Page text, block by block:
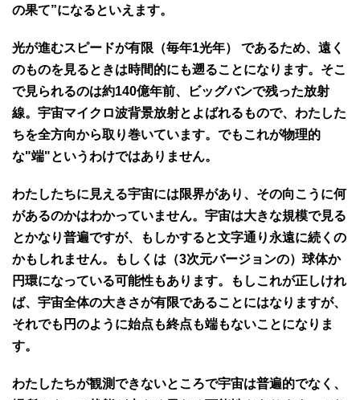
の果て”になるといえます。
光が進むスピードが有限（毎年1光年） であるため、遠く
のものを見るときは時間的にも遡ることになります。そこ
で見られるのは約140億年前、ビッグバンで残った放射
線。宇宙マイクロ波背景放射とよばれるもので、わたした
ちを全方向から取り巻いています。でもこれが物理的
な"端"というわけではありません。
わたしたちに見える宇宙には限界があり、その向こうに何
があるのかはわかっていません。宇宙は大きな規模で見る
とかなり普遍ですが、もしかすると文字通り永遠に続くの
かもしれません。もしくは（3次元バージョンの）球体か
円環になっている可能性もあります。もしこれが正しけれ
ば、宇宙全体の大きさが有限であることにはなりますが、
それでも円のように始点も終点も端もないことになりま
す。
わたしたちが観測できないところで宇宙は普遍的でなく、